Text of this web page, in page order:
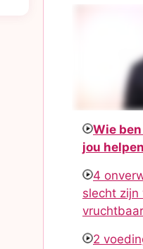
Wie
jou
4
slecht zijn
2